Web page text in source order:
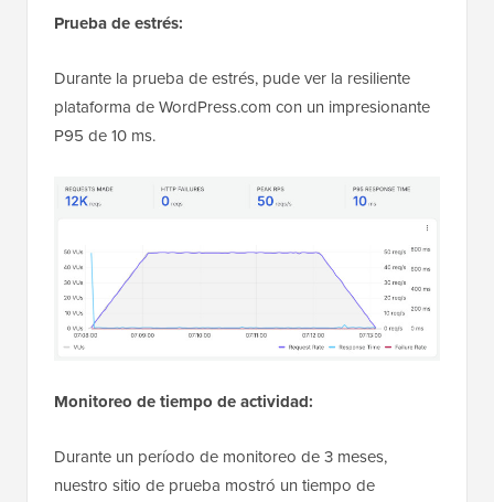
Prueba de estrés:
Durante la prueba de estrés, pude ver la resiliente
plataforma de WordPress.com con un impresionante
P95 de 10 ms.
Monitoreo de tiempo de actividad:
Durante un período de monitoreo de 3 meses,
nuestro sitio de prueba mostró un tiempo de